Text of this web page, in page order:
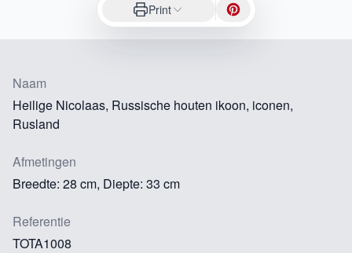
Print
Naam
Heilige Nicolaas, Russische houten ikoon, iconen,
Rusland
Afmetingen
Breedte: 28 cm, Diepte: 33 cm
Referentie
TOTA1008